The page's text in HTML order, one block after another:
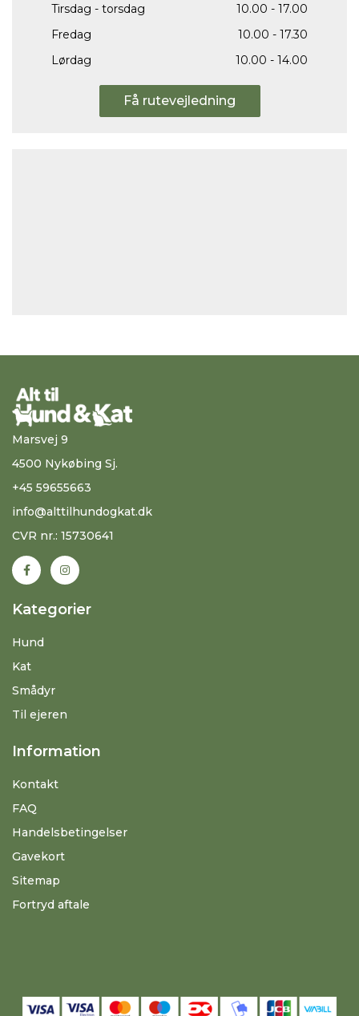
Tirsdag - torsdag
10.00 - 17.00
Fredag
10.00 - 17.30
Lørdag
10.00 - 14.00
Få rutevejledning
Marsvej 9
4500 Nykøbing Sj.
+45 59655663
info@alttilhundogkat.dk
CVR nr.: 15730641
Kategorier
Hund
Kat
Smådyr
Til ejeren
Information
Kontakt
FAQ
Handelsbetingelser
Gavekort
Sitemap
Fortryd aftale